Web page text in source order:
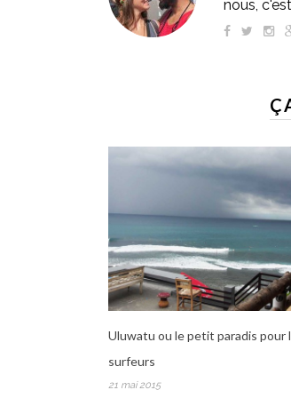
nous,
Uluwatu ou le petit paradis pour
surfeurs
21 mai 2015